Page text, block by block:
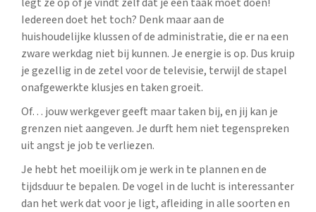
legt ze op of je vindt zelf dat je een taak moet doen!
Iedereen doet het toch? Denk maar aan de
huishoudelijke klussen of de administratie, die er na een
zware werkdag niet bij kunnen. Je energie is op. Dus kruip
je gezellig in de zetel voor de televisie, terwijl de stapel
onafgewerkte klusjes en taken groeit.
Of… jouw werkgever geeft maar taken bij, en jij kan je
grenzen niet aangeven. Je durft hem niet tegenspreken
uit angst je job te verliezen.
Je hebt het moeilijk om je werk in te plannen en de
tijdsduur te bepalen. De vogel in de lucht is interessanter
dan het werk dat voor je ligt, afleiding in alle soorten en